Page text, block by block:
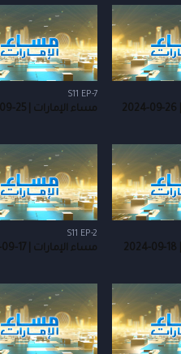
S11 EP-7
مساء الإمارات | 25-09-2024
S11 EP-2
مساء الإمارات | 17-09-2024